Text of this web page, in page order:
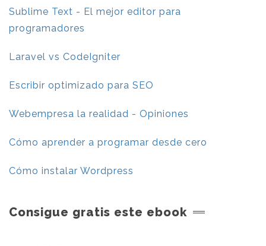
Sublime Text - El mejor editor para
programadores
Laravel vs CodeIgniter
Escribir optimizado para SEO
Webempresa la realidad - Opiniones
Cómo aprender a programar desde cero
Cómo instalar Wordpress
Consigue gratis este ebook